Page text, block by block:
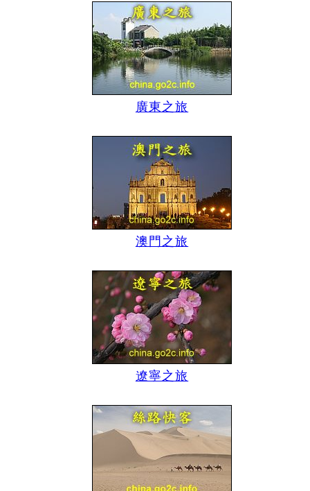
廣東之旅
澳門之旅
遼寧之旅